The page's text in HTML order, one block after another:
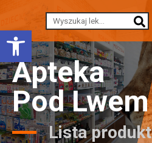
Otwórz pasek narzędzi
Apteka
Pod Lwem
Lista